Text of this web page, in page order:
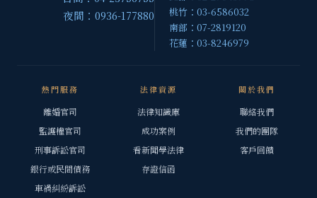
夜間：0936-177880
桃竹：03-6586032
南部：07-2819120
花蓮：03-8246979
熱門服務
離婚官司
監護權官司
刑事訴訟官司
銀行或民間債務
車禍糾紛訴訟
法律資源
法律知識庫
成功案例
看新聞學法律
存證信函
關於我們
聯絡我們
我們的團隊
客戶回饋